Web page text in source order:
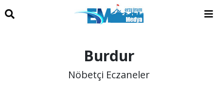
Burdur
Nöbetçi Eczaneler